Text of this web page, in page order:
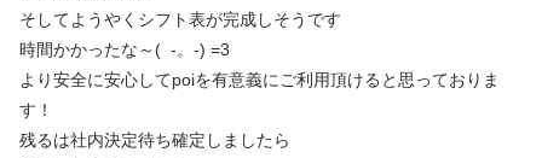
そしてようやくシフト表が完成しそうです
時間かかったな～( -。-) =3
より安全に安心してpoiを有意義にご利用頂けると思っておりま
す！
残るは社内決定待ち確定しましたら